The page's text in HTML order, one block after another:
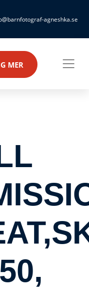
agneshka.se
MER